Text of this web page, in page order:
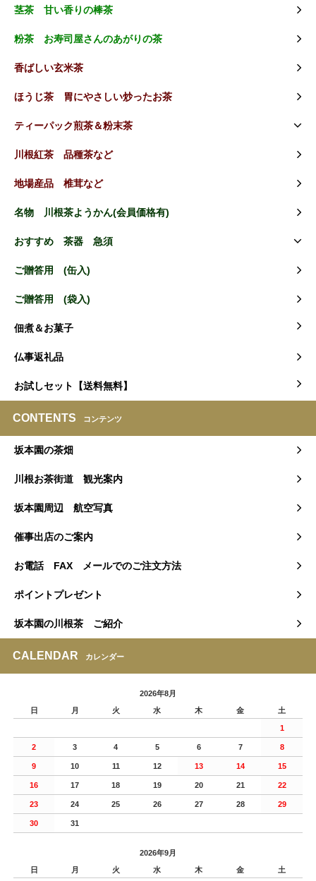
茎茶 甘い香りの棒茶
粉茶 お寿司屋さんのあがりの茶
香ばしい玄米茶
ほうじ茶 胃にやさしい炒ったお茶
ティーパック煎茶＆粉末茶
川根紅茶 品種茶など
地場産品 椎茸など
名物 川根茶ようかん(会員価格有)
おすすめ 茶器 急須
ご贈答用 (缶入)
ご贈答用 (袋入)
佃煮＆お菓子
仏事返礼品
お試しセット【送料無料】
CONTENTS コンテンツ
坂本園の茶畑
川根お茶街道 観光案内
坂本園周辺 航空写真
催事出店のご案内
お電話 FAX メールでのご注文方法
ポイントプレゼント
坂本園の川根茶 ご紹介
CALENDAR カレンダー
2026年8月
日
月 火 水 木 金 土
1
2 3 4 5 6 7 8
9 10 11 12 13 14 15
16 17 18 19 20 21 22
23 24 25 26 27 28 29
30 31
2026年9月
日
月 火 水 木 金 土